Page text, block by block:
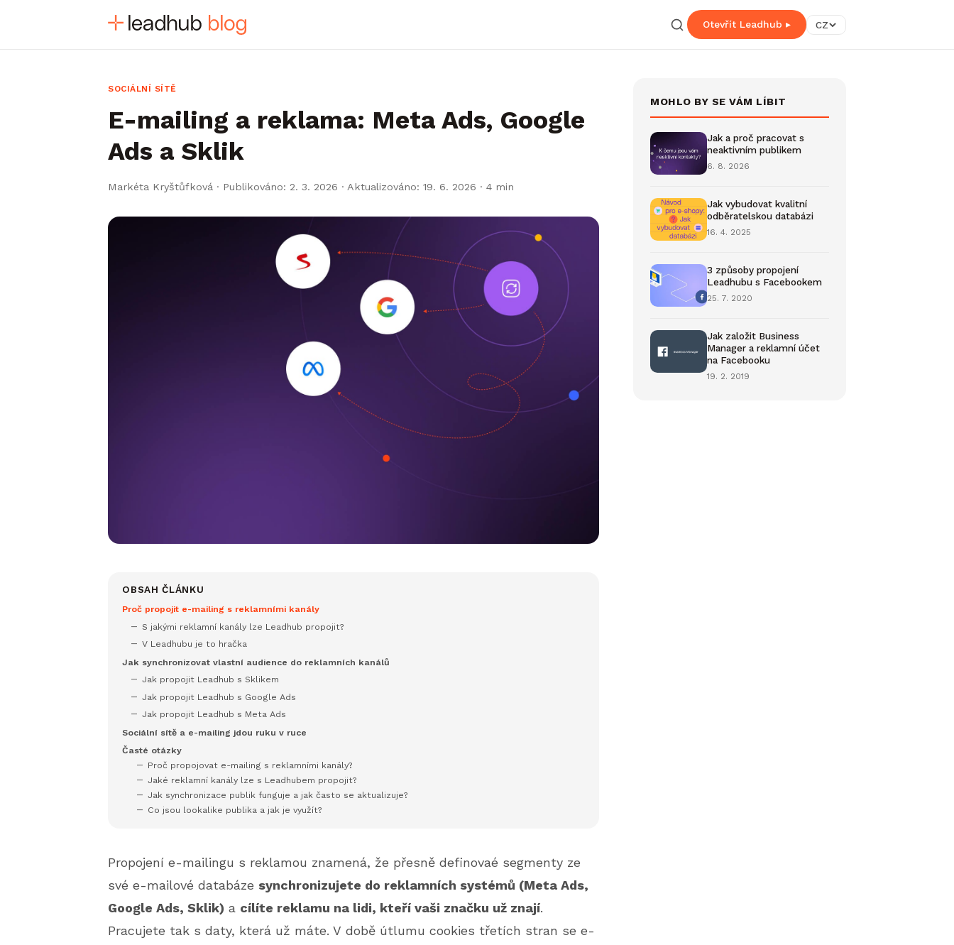
Otevřít Leadhub ▸ CZ
SOCIÁLNÍ SÍTĚ
E-mailing a reklama: Meta Ads, Google
Ads a Sklik
Markéta Kryštůfková · Publikováno: 2. 3. 2026 · Aktualizováno: 19. 6. 2026 · 4 min
OBSAH ČLÁNKU
Proč propojit e-mailing s reklamními kanály
S jakými reklamní kanály lze Leadhub propojit?
V Leadhubu je to hračka
Jak synchronizovat vlastní audience do reklamních kanálů
Jak propojit Leadhub s Sklikem
Jak propojit Leadhub s Google Ads
Jak propojit Leadhub s Meta Ads
Sociální sítě a e-mailing jdou ruku v ruce
Časté otázky
Proč propojovat e-mailing s reklamními kanály?
Jaké reklamní kanály lze s Leadhubem propojit?
Jak synchronizace publik funguje a jak často se aktualizuje?
Co jsou lookalike publika a jak je využít?
Propojení e-mailingu s reklamou znamená, že přesně definovaé segmenty ze
své e-mailové databáze synchronizujete do reklamních systémů (Meta Ads,
Google Ads, Sklik) a cílíte reklamu na lidi, kteří vaši značku už znají.
Pracujete tak s daty, která už máte. V době útlumu cookies třetích stran se e-
MOHLO BY SE VÁM LÍBIT
Jak a proč pracovat s
neaktivním publikem
6. 8. 2026
Jak vybudovat kvalitní
odběratelskou databázi
16. 4. 2025
3 způsoby propojení
Leadhubu s Facebookem
25. 7. 2020
Jak založit Business
Manager a reklamní účet
na Facebooku
19. 2. 2019